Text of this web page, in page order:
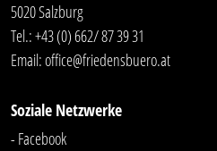
5020 Salzburg
Tel.:+43 (0) 662/ 87 39 31
Email:office@friedensbuero.at
Soziale Netzwerke
- Facebook